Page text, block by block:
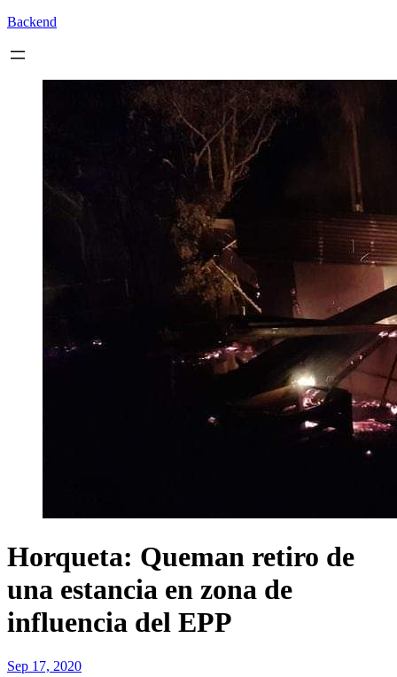
Backend
Horqueta: Queman retiro de
una estancia en zona de
influencia del EPP
Sep 17, 2020